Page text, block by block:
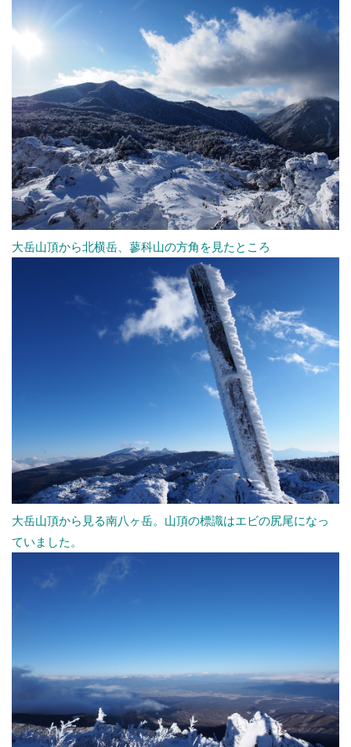
大岳山頂から北横岳、蓼科山の方角を見たところ
大岳山頂から見る南八ヶ岳。山頂の標識はエビの尻尾になっ
ていました。